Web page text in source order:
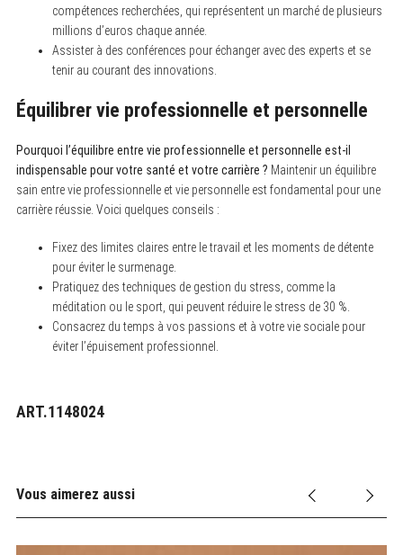
compétences recherchées, qui représentent un marché de plusieurs
millions d’euros chaque année.
Assister à des conférences pour échanger avec des experts et se
tenir au courant des innovations.
Équilibrer vie professionnelle et personnelle
Pourquoi l’équilibre entre vie professionnelle et personnelle est-il
indispensable pour votre santé et votre carrière ? Maintenir un équilibre
sain entre vie professionnelle et vie personnelle est fondamental pour une
carrière réussie. Voici quelques conseils :
Fixez des limites claires entre le travail et les moments de détente
pour éviter le surmenage.
Pratiquez des techniques de gestion du stress, comme la
méditation ou le sport, qui peuvent réduire le stress de 30 %.
Consacrez du temps à vos passions et à votre vie sociale pour
éviter l’épuisement professionnel.
ART.1148024
Vous aimerez aussi